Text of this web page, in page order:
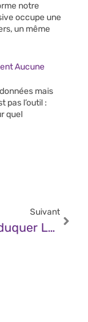
notre
occupe une
un même
Aucune
mais
pas l’outil :
quel
Suivant
JDN – Eduquer Le Public À La Lutte Contre Les Arnaques En Ligne